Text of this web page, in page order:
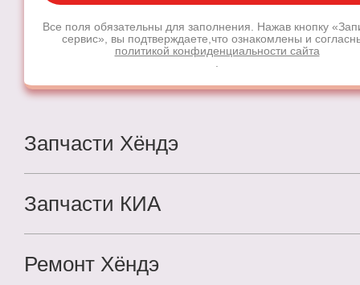
Все поля обязательны для заполнения. Нажав кнопку
сервис», вы подтверждаете, что ознакомлены и
политикой конфиденциальности сайта
Запчасти Хёндэ
Запчасти КИА
Ремонт Хёндэ